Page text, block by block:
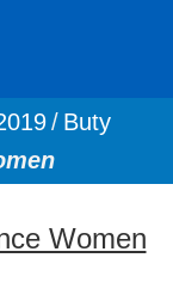
Buty
Women